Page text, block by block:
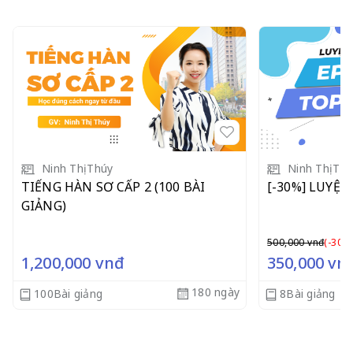
Ninh Thị Thúy
TIẾNG HÀN SƠ CẤP 2 (100 BÀI
GIẢNG)
1,200,000 vnđ
100Bài giảng 180 ngày
Ninh Thị
[-30%]
500,000 vnđ(-
350,000
8Bài giảng